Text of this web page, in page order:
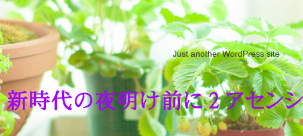
Just another WordPress site